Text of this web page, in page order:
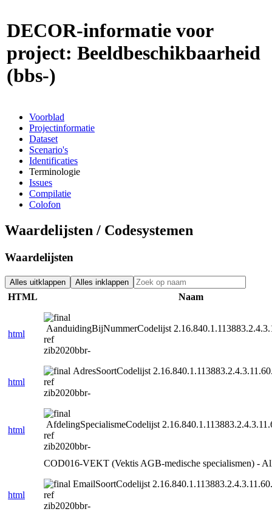
DECOR-informatie voor
project: Beeldbeschikbaarheid
(bbs-)
Voorblad
Projectinformatie
Dataset
Scenario's
Identificaties
Terminologie
Issues
Compilatie
Colofon
Waardelijsten / Codesystemen
Waardelijsten
Alles uitklappen Alles inklappen
HTML Naam
html
AanduidingBijNummerCodelijst
ref
zib2020bbr-
html
AdresSoortCodelijst
ref
zib2020bbr-
html
AfdelingSpecialismeCodelijst
ref
zib2020bbr-
COD016-VEKT (Vektis AGB-medische specialismen) -
html
EmailSoortCodelijst
ref
zib2020bbr-